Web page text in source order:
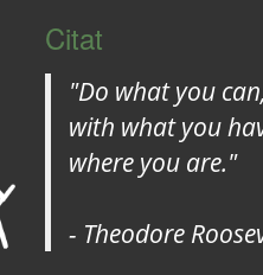
Citat
"Do what you
with what you
where you are."
- Theodore